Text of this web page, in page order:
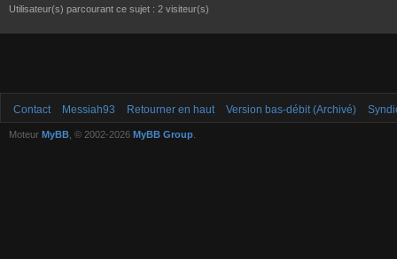
Utilisateur(s) parcourant ce sujet : 2 visiteur(s)
Contact Messiah93 Retourner en haut Version bas-débit (Archivé)
Moteur MyBB , © 2002-2026 MyBB Group